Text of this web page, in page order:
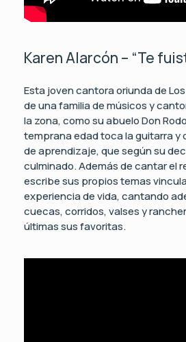
Karen Alarcón – “Te
Esta joven cantora oriunda de
de una familia de músicos y
la zona, como su abuelo Don
temprana edad toca la guitarra y
de aprendizaje, que según su
culminado. Además de cantar el
escribe sus propios temas
experiencia de vida, cantando
cuecas, corridos, valses y
últimas sus favoritas.